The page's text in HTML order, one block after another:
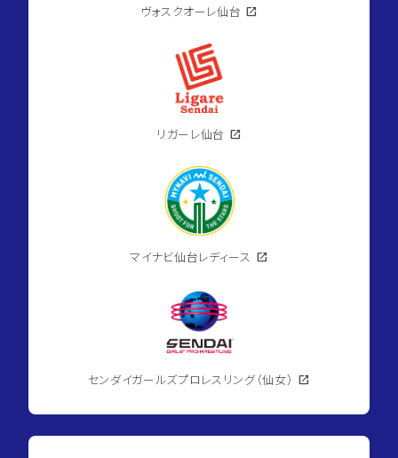
ヴォスクオーレ仙台 open_in_new
リガーレ仙台 open_in_new
マイナビ仙台レディース open_in_new
センダイガールズプロレスリング（仙女） open_in_new